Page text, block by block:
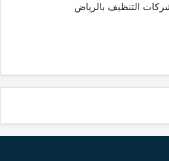
التنظيف بالرياض